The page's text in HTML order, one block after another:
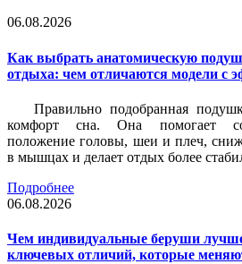
06.08.2026
Как выбрать анатомическую
отдыха: чем отличаются модели с
Правильно подобранная
комфорт сна. Она помогает
положение головы, шеи и плеч,
в мышцах и делает отдых более
Подробнее
06.08.2026
Чем индивидуальные беруши
ключевых отличий, которые